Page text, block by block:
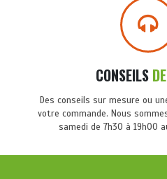
CONSEILS
Des conseils sur mesure ou
votre commande. Nous
samedi de 7h30 à 19h00